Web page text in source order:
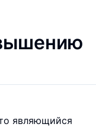
являющийся